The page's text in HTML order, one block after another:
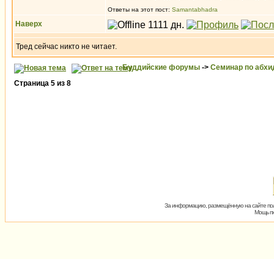
Ответы на этот пост: Samantabhadra
Наверх
Тред сейчас никто не читает.
Буддийские форумы -> Семинар по
Страница 5 из 8
За информацию, размещённую на сайте
Мощь